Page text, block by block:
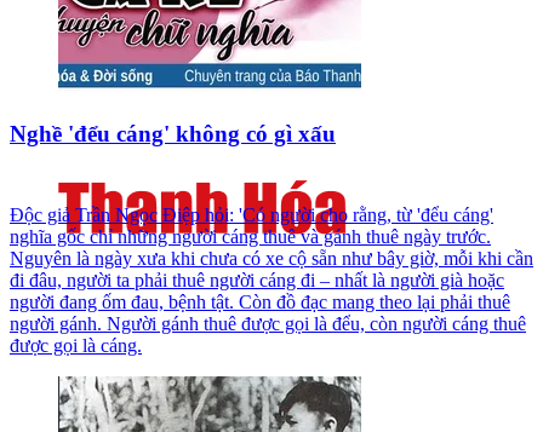
Nghề 'đểu cáng' không có gì xấu
Độc giả Trần Ngọc Điệp hỏi: 'Có người cho rằng, từ 'đểu cáng'
nghĩa gốc chỉ những người cáng thuê và gánh thuê ngày trước.
Nguyên là ngày xưa khi chưa có xe cộ sẵn như bây giờ, mỗi khi cần
đi đâu, người ta phải thuê người cáng đi – nhất là người già hoặc
người đang ốm đau, bệnh tật. Còn đồ đạc mang theo lại phải thuê
người gánh. Người gánh thuê được gọi là đểu, còn người cáng thuê
được gọi là cáng.